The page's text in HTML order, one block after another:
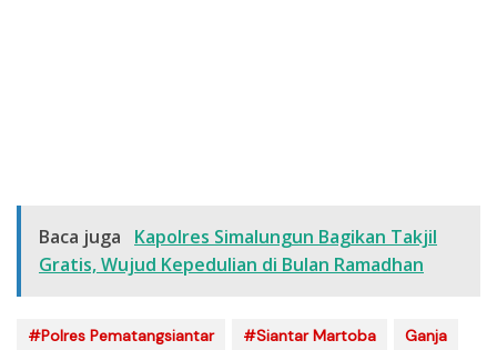
Baca juga
Kapolres Simalungun Bagikan Takjil
Gratis, Wujud Kepedulian di Bulan Ramadhan
#Polres Pematangsiantar #Siantar Martoba
Ganja